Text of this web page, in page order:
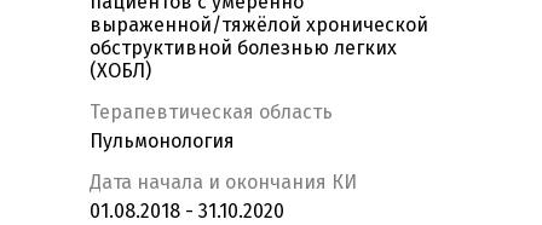
выраженной/тяжёлой хронической
обструктивной болезнью легких
(ХОБЛ)
Терапевтическая область
Пульмонология
Дата начала и окончания КИ
01.08.2018 - 31.10.2020